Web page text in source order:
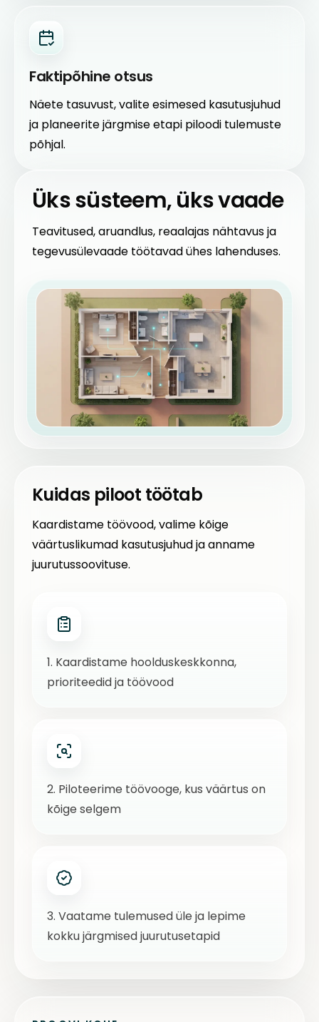
Faktipõhine otsus
Näete tasuvust, valite esimesed kasutusjuhud
ja planeerite järgmise etapi piloodi tulemuste
põhjal.
Üks süsteem, üks vaade
Teavitused, aruandlus, reaalajas nähtavus ja
tegevusülevaade töötavad ühes lahenduses.
Kuidas piloot töötab
Kaardistame töövood, valime kõige
väärtuslikumad kasutusjuhud ja anname
juurutussoovituse.
1. Kaardistame hoolduskeskkonna,
prioriteedid ja töövood
2. Piloteerime töövooge, kus väärtus on
kõige selgem
3. Vaatame tulemused üle ja lepime
kokku järgmised juurutusetapid